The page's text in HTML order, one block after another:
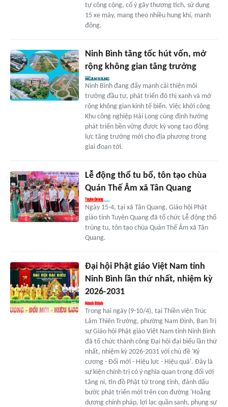
tự công cộng, cố ý gây thương tích, sử dụng
15 xe máy, mang theo nhiều hung khí, manh
động.
Ninh Bình tăng tốc hút vốn, mở
rộng không gian tăng trưởng
Ninh Bình đang đẩy mạnh cải thiện môi
trường đầu tư, phát triển đô thị xanh và mở
rộng không gian kinh tế biển. Việc khởi công
Khu công nghiệp Hải Long cùng định hướng
phát triển bền vững được kỳ vọng tạo động
lực tăng trưởng mới cho địa phương trong
giai đoạn tới.
Lễ động thổ tu bổ, tôn tạo chùa
Quán Thế Âm xã Tân Quang
Ngày 15-4, tại xã Tân Quang, Giáo hội Phật
giáo tỉnh Tuyên Quang đã tổ chức Lễ động thổ
trùng tu, tôn tạo chùa Quán Thế Âm xã Tân
Quang.
Đại hội Phật giáo Việt Nam tỉnh
Ninh Bình lần thứ nhất, nhiệm kỳ
2026-2031
Trong hai ngày (9-10/4), tại Thiền viện Trúc
Lâm Thiên Trường, phường Nam Định, Ban Trị
sự Giáo hội Phật giáo Việt Nam tỉnh Ninh Bình
đã tổ chức thành công Đại hội đại biểu lần thứ
nhất, nhiệm kỳ 2026-2031 với chủ đề 'Kỷ
cương - Đổi mới - Hiệu lực - Hiệu quả'. Đây là
sự kiện chính trị có ý nghĩa quan trọng đối với
tăng ni, tín đồ Phật tử trong tỉnh, đánh dấu
bước phát triển mới trên con đường 'Hoằng
dương chính pháp, lợi lạc quần sanh, phụng sự